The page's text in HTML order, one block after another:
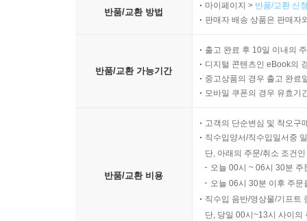
반품/교환 방법
마이페이지 > 반품/교환 신
판매자 배송 상품은 판매자
반품/교환 가능기간
출고 완료 후 10일 이내의
디지털 콘텐츠인 eBook의
중고상품의 경우 출고 완료
모바일 쿠폰의 경우 유효기
반품/교환 비용
고객의 단순변심 및 착오구
직수입양서/직수입일서중
단, 아래의 주문/취소 조건
오늘 00시 ~ 06시 30분
오늘 06시 30분 이후 주
직수입 음반/영상물/기프트
단, 당일 00시~13시 사이의